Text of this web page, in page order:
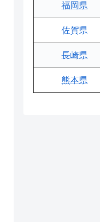
福岡県
佐賀県
長崎県
熊本県